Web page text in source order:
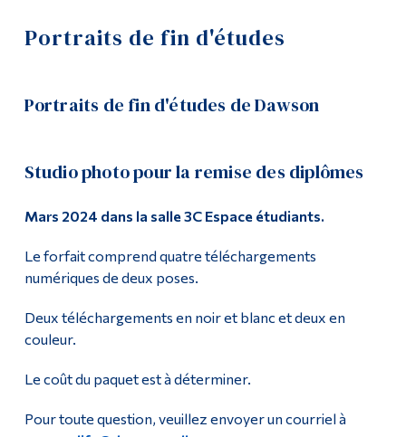
Contactez-nous
Semaine des geeks 2026
Location de casiers
Carte Opus
Portraits de fin d'études
Portraits de fin d'études de Dawson
Studio photo pour la remise des diplômes
Mars 2024 dans la salle 3C Espace étudiants.
Le forfait comprend quatre téléchargements
numériques de deux poses.
Deux téléchargements en noir et blanc et deux en
couleur.
Le coût du paquet est à déterminer.
Pour toute question, veuillez envoyer un courriel à
Informations
Liens
Programmes
Formation continue
La vie à Dawson
Qui vous êtes
Étudiants actuels
Corps enseignant et